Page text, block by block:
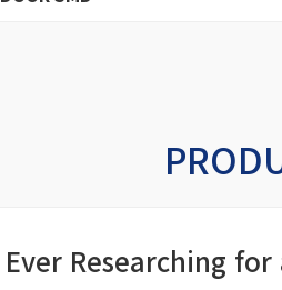
Ever Researching